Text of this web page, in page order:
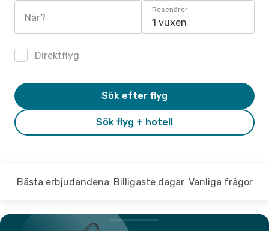
När?
Resenärer
1 vuxen
Direktflyg
Sök flyg + hotell
Sök efter flyg
Bästa erbjudandena Billigaste dagar Vanliga frågor